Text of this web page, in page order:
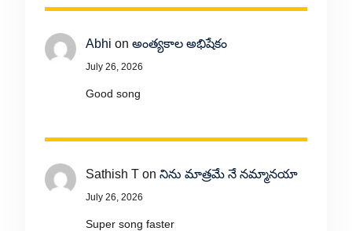
Abhi on అంత్యకాల అభిషేకం
July 26, 2026
Good song
Sathish Ton నిను మాత్రమే నే నమ్మానయా
July 26, 2026
Super song faster